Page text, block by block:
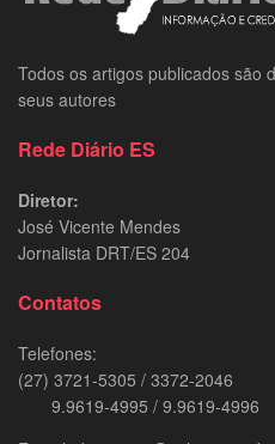
Todos os artigos publicados são
seus autores
Rede Diário ES
Diretor:
José Vicente Mendes
Jornalista DRT/ES 204
Contatos
Telefones:
(27) 3721-5305 / 3372-2046
9.9619-4995 / 9.9619-4996